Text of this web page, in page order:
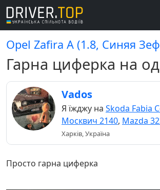
Opel Zafira A (1.8, Синяя
Гарна циферка на
Vados
Я їжджу на Skoda Fabia
Москвич 2140, Mazda
Харків, Україна
Просто гарна циферка